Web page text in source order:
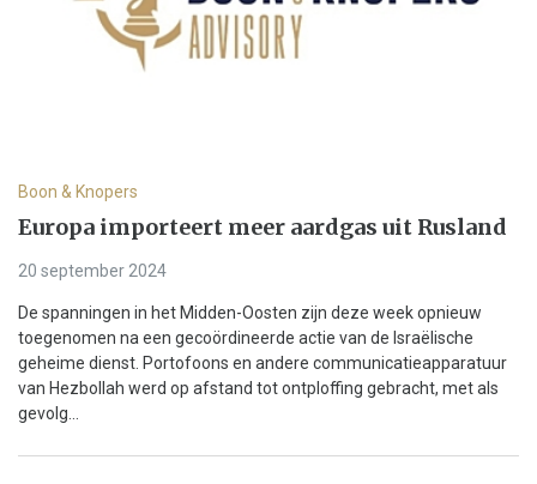
Boon & Knopers
Europa importeert meer aardgas uit Rusland
20 september 2024
De spanningen in het Midden-Oosten zijn deze week opnieuw
toegenomen na een gecoördineerde actie van de Israëlische
geheime dienst. Portofoons en andere communicatieapparatuur
van Hezbollah werd op afstand tot ontploffing gebracht, met als
gevolg...